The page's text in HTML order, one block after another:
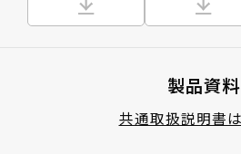
製品資料
共通取扱説明書